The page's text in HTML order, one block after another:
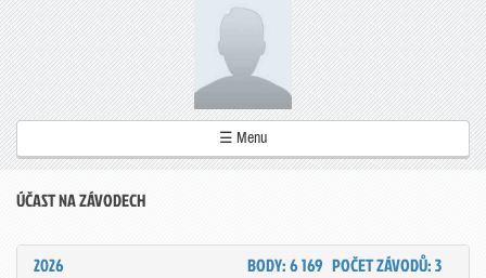
☰ Menu
ÚČAST NA ZÁVODECH
2026 POČET ZÁVODŮ: 3
BODY: 6 169